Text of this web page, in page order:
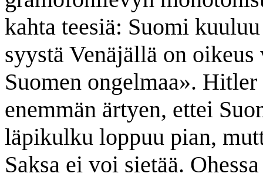
kahta teesiä: Suomi
syystä Venäjällä on
Suomen ongelmaa».
enemmän ärtyen, ettei
läpikulku loppuu pian,
Saksa ei voi sietää.